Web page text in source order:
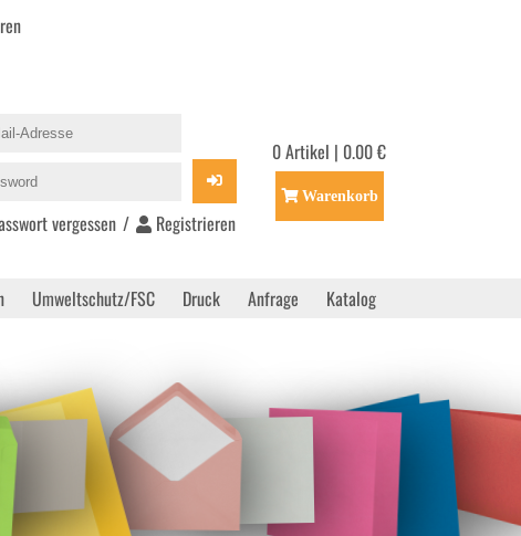
vergessen / Registrieren
0 Artikel | 0.00 €
Warenkorb
Umweltschutz/FSC Druck Anfrage Katalog